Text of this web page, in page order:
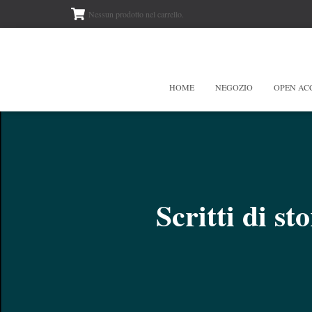
Nessun prodotto nel carrello.
HOME NEGOZIO OPEN
Scritti di